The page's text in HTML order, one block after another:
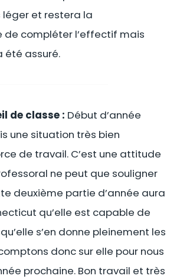
léger et restera la
compléter l’effectif mais
été assuré.
de classe : Début d’année
une situation très bien
de travail. C’est une attitude
ne peut que souligner
deuxième partie d’année aura
qu’elle est capable de
s’en donne pleinement les
donc sur elle pour nous
prochaine. Bon travail et très